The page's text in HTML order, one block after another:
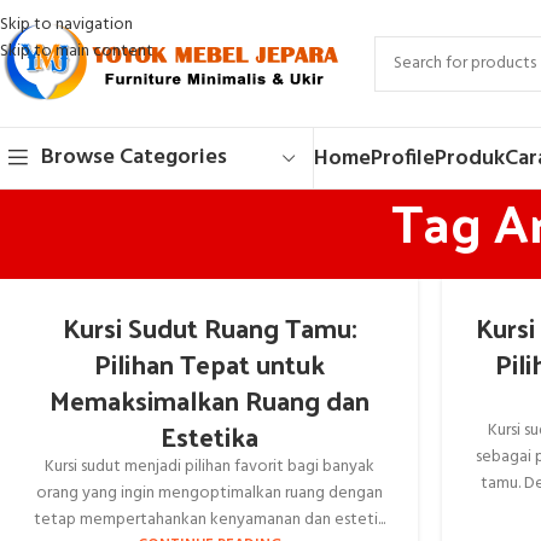
Skip to navigation
Skip to main content
Browse Categories HomeProfileProduk
Tag
Kursi Sudut Ruang Tamu:
Pilihan Tepat untuk
Memaksimalkan Ruang dan
Estetika
Kursi sudut menjadi pilihan favorit bagi banyak
orang yang ingin mengoptimalkan ruang dengan
tetap mempertahankan kenyamanan dan esteti...
Kursi
sebagai
tamu.